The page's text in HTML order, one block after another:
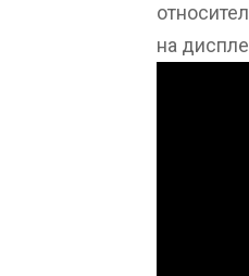
на